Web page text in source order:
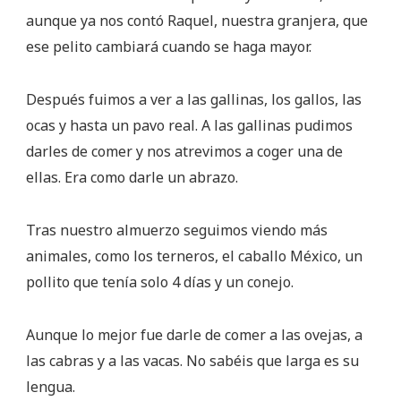
aunque ya nos contó Raquel, nuestra granjera, que
ese pelito cambiará cuando se haga mayor.
Después fuimos a ver a las gallinas, los gallos, las
ocas y hasta un pavo real. A las gallinas pudimos
darles de comer y nos atrevimos a coger una de
ellas. Era como darle un abrazo.
Tras nuestro almuerzo seguimos viendo más
animales, como los terneros, el caballo México, un
pollito que tenía solo 4 días y un conejo.
Aunque lo mejor fue darle de comer a las ovejas, a
las cabras y a las vacas. No sabéis que larga es su
lengua.